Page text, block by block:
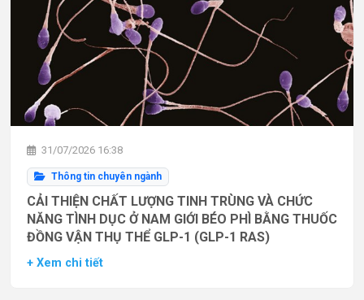
31/07/2026 16:38
Thông tin chuyên ngành
CẢI THIỆN CHẤT LƯỢNG TINH TRÙNG VÀ CHỨC
NĂNG TÌNH DỤC Ở NAM GIỚI BÉO PHÌ BẰNG THUỐC
ĐỒNG VẬN THỤ THỂ GLP-1 (GLP-1 RAS)
+ Xem chi tiết